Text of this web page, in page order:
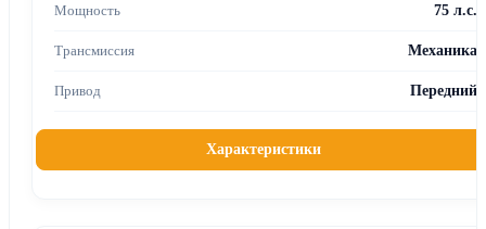
75 л.с.
Механика
Передний
Характеристики